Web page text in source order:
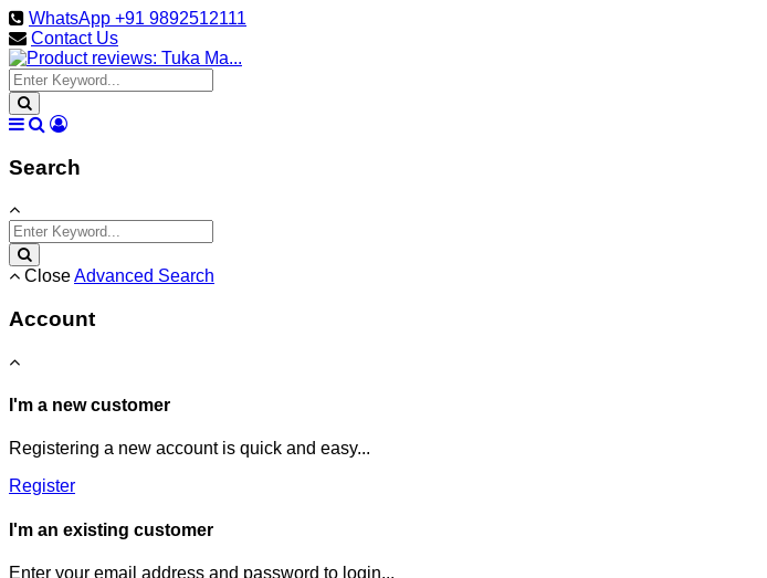
WhatsApp +91 9892512111
Contact Us
Search
CloseAdvanced Search
Account
I'm a new customer
Registering a new account is quick and easy...
Register
I'm an existing customer
Enter your email address and password to login...